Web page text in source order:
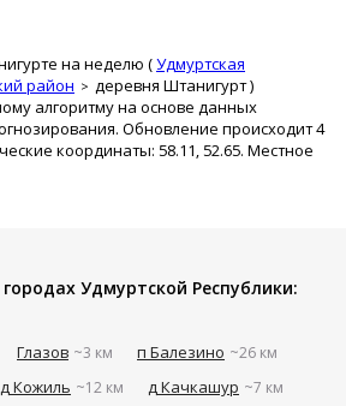
на неделю (Удмуртская
район деревня Штанигурт)
алгоритму на основе данных
Обновление происходит 4
координаты: 58.11, 52.65. Местное
Удмуртской Республики:
Глазов ~3 км п Балезино ~26 км
д Кожиль ~12 км д Качкашур ~7 км